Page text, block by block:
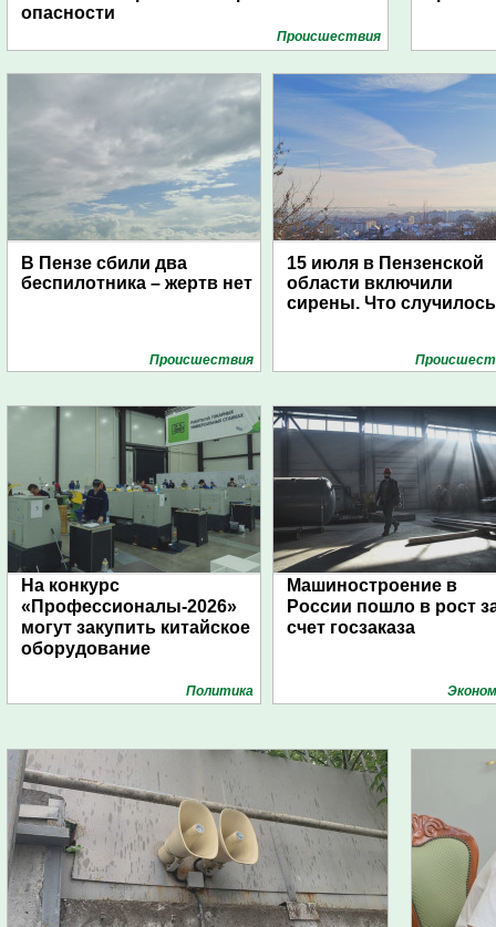
опасности
Проиcшествия
В Пензе сбили два
беспилотника – жертв нет
Проиcшествия
15 июля в Пензенской
области включили
сирены. Что
На конкурс
«Профессионалы-2026»
могут закупить китайское
оборудование
Политика
Машиностроение в
России пошло в рост
счет госзаказа